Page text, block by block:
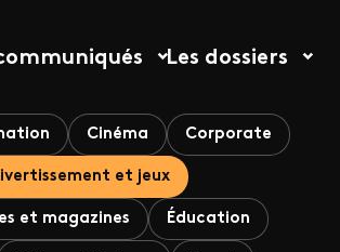
Les dossiers
Cinéma Corporate
et jeux
et magazines Éducation